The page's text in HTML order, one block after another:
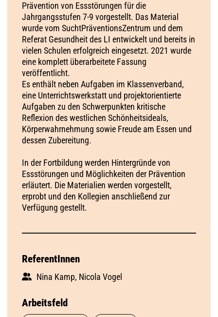
Prävention von Essstörungen für die
Jahrgangsstufen 7-9 vorgestellt. Das Material
wurde vom SuchtPräventionsZentrum und dem
Referat Gesundheit des LI entwickelt und bereits in
vielen Schulen erfolgreich eingesetzt. 2021 wurde
eine komplett überarbeitete Fassung
veröffentlicht.
Es enthält neben Aufgaben im Klassenverband,
eine Unterrichtswerkstatt und projektorientierte
Aufgaben zu den Schwerpunkten kritische
Reflexion des westlichen Schönheitsideals,
Körperwahrnehmung sowie Freude am Essen und
dessen Zubereitung.
In der Fortbildung werden Hintergründe von
Essstörungen und Möglichkeiten der Prävention
erläutert. Die Materialien werden vorgestellt,
erprobt und den Kollegien anschließend zur
Verfügung gestellt.
ReferentInnen
Nina Kamp, Nicola Vogel
Arbeitsfeld